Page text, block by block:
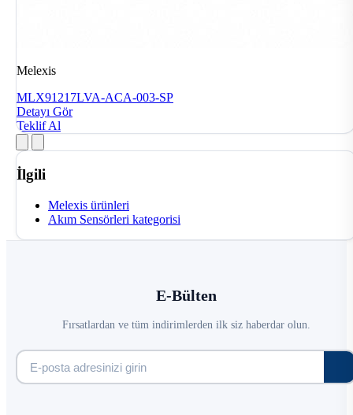
Melexis
MLX91217LVA-ACA-003-SP
Detayı Gör
Teklif Al
İlgili
Melexis ürünleri
Akım Sensörleri kategorisi
E-Bülten
Fırsatlardan ve tüm indirimlerden ilk siz haberdar olun.